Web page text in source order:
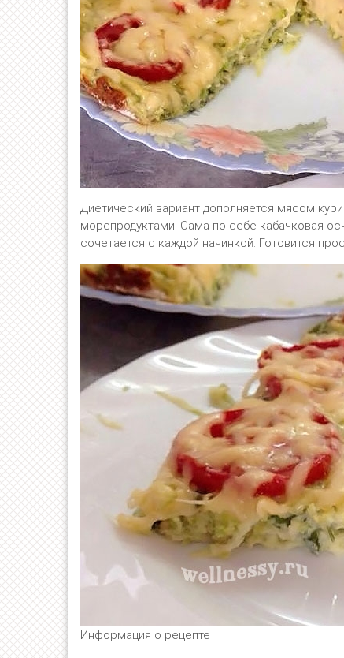
Диетический вариант дополняется мясом
морепродуктами. Сама по себе кабачковая
сочетается с каждой начинкой. Готовится
Информация о рецепте